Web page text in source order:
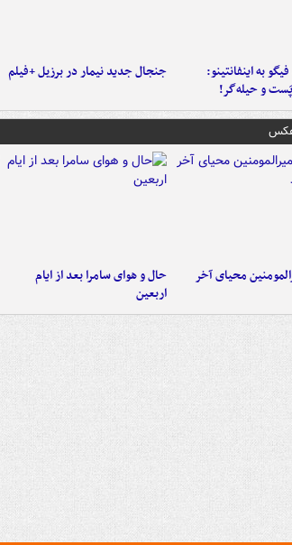
به اینفانتینو:
و حیله‌گر!
جنجال جدید نیمار در برزیل +فیلم
عکس
محیای آخر
حال و هوای سامرا بعد از ایام
اربعین